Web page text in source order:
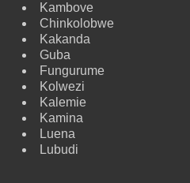
Kambove
Chinkolobwe
Kakanda
Guba
Fungurume
Kolwezi
Kalemie
Kamina
Luena
Lubudi